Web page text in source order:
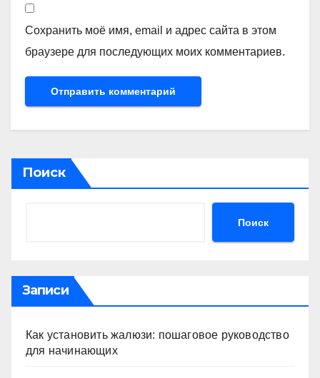
Сохранить моё имя, email и адрес сайта в этом
браузере для последующих моих комментариев.
Поиск
Поиск
Записи
Как установить жалюзи: пошаговое руководство
для начинающих